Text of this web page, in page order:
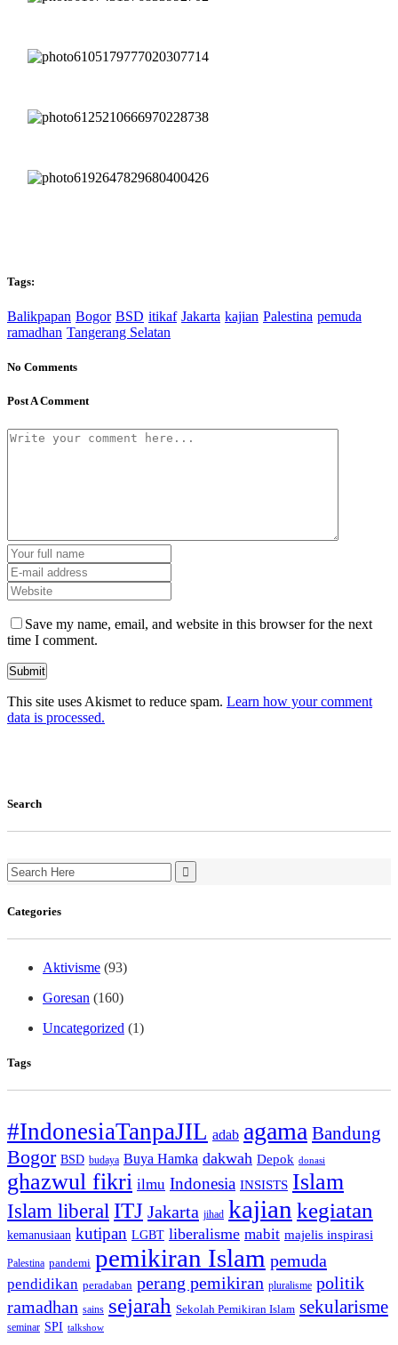
Tags:
Balikpapan Bogor BSD itikaf Jakarta kajian Palestina pemuda
ramadhan Tangerang Selatan
No Comments
Post A Comment
Save my name, email, and website in this browser for the next
time I comment.
This site uses Akismet to reduce spam. Learn how your comment
data is processed.
Search
Search
for:
Categories
Aktivisme (93)
Goresan (160)
Uncategorized (1)
Tags
#IndonesiaTanpaJIL adab agama Bandung
Bogor BSD budaya Buya Hamka dakwah Depok donasi
ghazwul fikri ilmu Indonesia INSISTS Islam
Islam liberal ITJ Jakarta jihad kajian kegiatan
kemanusiaan kutipan LGBT liberalisme mabit majelis inspirasi
Palestina pandemi pemikiran Islam pemuda
pendidikan peradaban perang pemikiran pluralisme politik
ramadhan sains sejarah Sekolah Pemikiran Islam sekularisme
seminar SPI talkshow